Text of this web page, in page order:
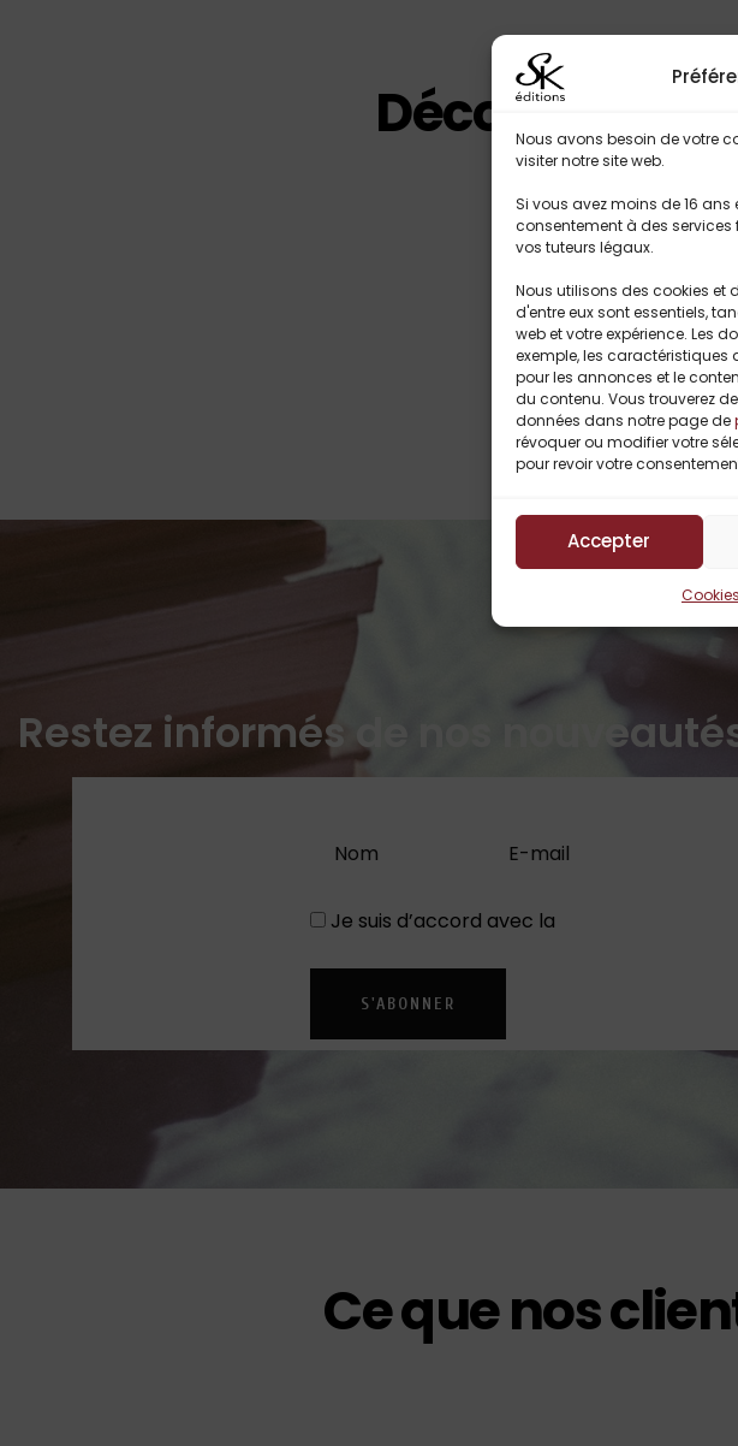
Nous avons besoin de votre
visiter notre site web.
Si vous avez moins de 16
consentement à des
vos tuteurs légaux.
Nous utilisons des cookies et
d'entre eux sont essentiels,
web et votre expérience. Les
exemple, les caractéristiques
pour les annonces et le
du contenu. Vous trouverez
données dans notre page de
révoquer ou modifier votre
pour revoir votre
Accepter
Cookies
Découvrez
Restez informés de nos
Je suis d’accord avec la
S'ABONNER
Ce que nos